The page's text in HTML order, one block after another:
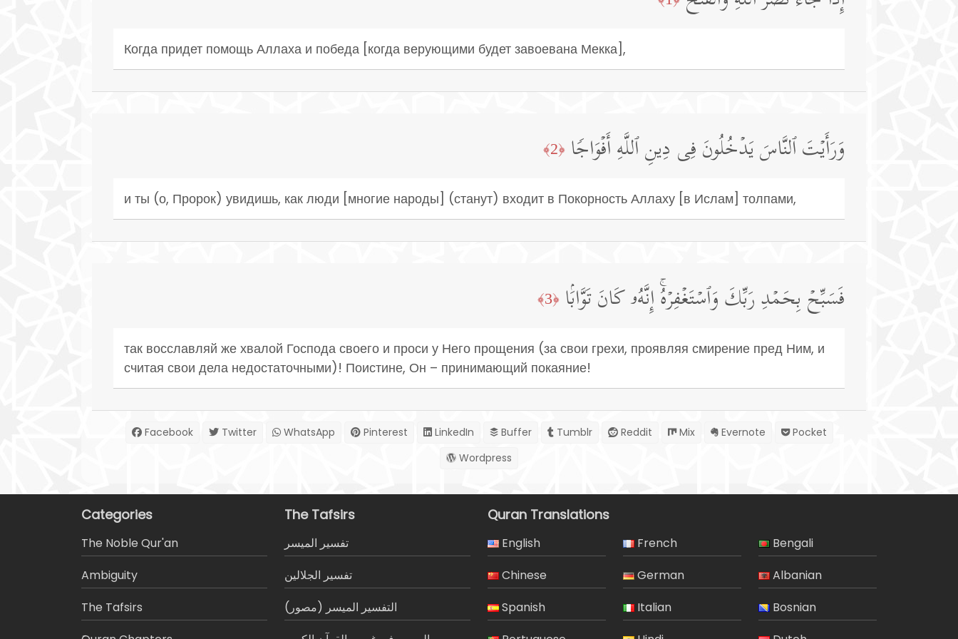
Когда придет помощь Аллаха и победа [когда верующими будет завоевана Мекка],
وَرَأَیۡتَ ٱلنَّاسَ یَدۡخُلُونَ فِی دِینِ ٱللَّهِ أَفۡوَاجࣰا ﴿2﴾
и ты (о, Пророк) увидишь, как люди [многие народы] (станут) входит в Покорность Аллаху [в Ислам] толпами,
فَسَبِّحۡ بِحَمۡدِ رَبِّكَ وَٱسۡتَغۡفِرۡهُۚ إِنَّهُۥ كَانَ تَوَّابَۢا ﴿3﴾
так восславляй же хвалой Господа своего и проси у Него прощения (за свои грехи, проявляя смирение пред Ним, и
считая свои дела недостаточными)! Поистине, Он – принимающий покаяние!
Facebook Twitter WhatsApp Pinterest LinkedIn Buffer Tumblr Reddit Mix Evernote
Pocket
Wordpress
Categories
The Noble Qur'an
Ambiguity
The Tafsirs
The Tafsirs
تفسير المیسر
تفسير الجلالين
التفسير الميسر (مصور)
Quran Translations
English
Chinese
Spanish
French
German
Italian
Bengali
Albanian
Bosnian